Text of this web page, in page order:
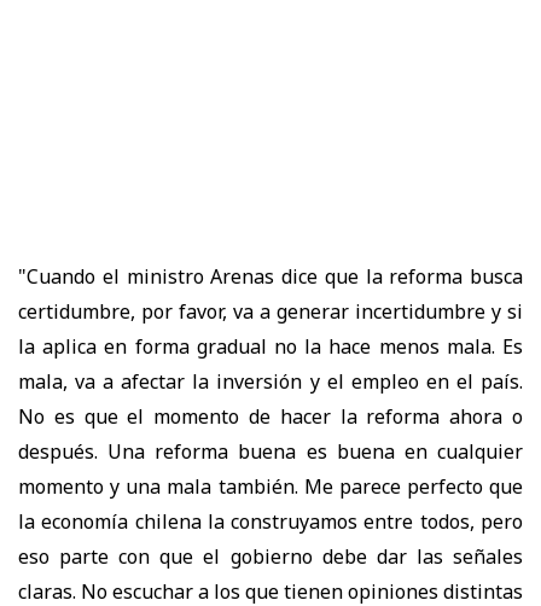
"Cuando el ministro Arenas dice que la reforma busca
certidumbre, por favor, va a generar incertidumbre y si
la aplica en forma gradual no la hace menos mala. Es
mala, va a afectar la inversión y el empleo en el país.
No es que el momento de hacer la reforma ahora o
después. Una reforma buena es buena en cualquier
momento y una mala también. Me parece perfecto que
la economía chilena la construyamos entre todos, pero
eso parte con que el gobierno debe dar las señales
claras. No escuchar a los que tienen opiniones distintas